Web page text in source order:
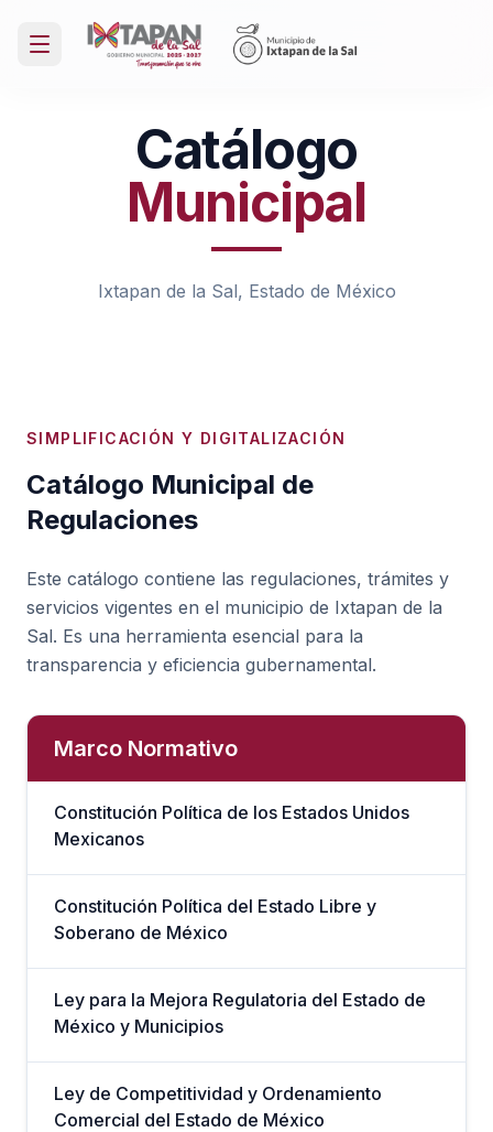
Catálogo
Municipal
Ixtapan de la Sal, Estado de México
SIMPLIFICACIÓN Y DIGITALIZACIÓN
Catálogo Municipal de
Regulaciones
Este catálogo contiene las regulaciones, trámites y
servicios vigentes en el municipio de Ixtapan de la
Sal. Es una herramienta esencial para la
transparencia y eficiencia gubernamental.
Marco Normativo
Constitución Política de los Estados Unidos
Mexicanos
Constitución Política del Estado Libre y
Soberano de México
Ley para la Mejora Regulatoria del Estado de
México y Municipios
Ley de Competitividad y Ordenamiento
Comercial del Estado de México